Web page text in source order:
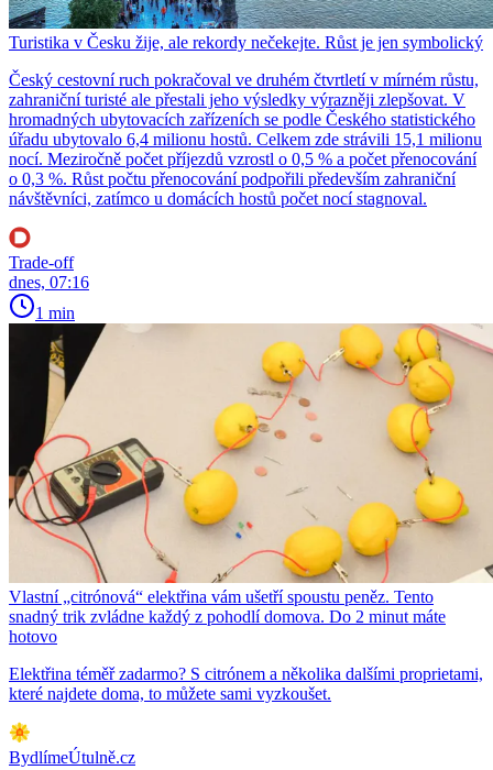
Turistika v Česku žije, ale rekordy nečekejte. Růst je jen symbolický
Český cestovní ruch pokračoval ve druhém čtvrtletí v mírném růstu,
zahraniční turisté ale přestali jeho výsledky výrazněji zlepšovat. V
hromadných ubytovacích zařízeních se podle Českého statistického
úřadu ubytovalo 6,4 milionu hostů. Celkem zde strávili 15,1 milionu
nocí. Meziročně počet příjezdů vzrostl o 0,5 % a počet přenocování
o 0,3 %. Růst počtu přenocování podpořili především zahraniční
návštěvníci, zatímco u domácích hostů počet nocí stagnoval.
Trade-off
dnes, 07:16
1 min
Vlastní „citrónová“ elektřina vám ušetří spoustu peněz. Tento
snadný trik zvládne každý z pohodlí domova. Do 2 minut máte
hotovo
Elektřina téměř zadarmo? S citrónem a několika dalšími proprietami,
které najdete doma, to můžete sami vyzkoušet.
BydlímeÚtulně.cz